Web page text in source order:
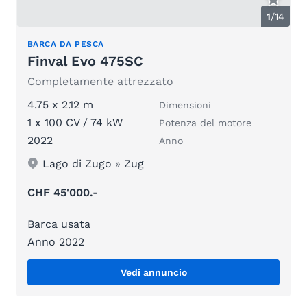
1/14
BARCA DA PESCA
Finval Evo 475SC
Completamente attrezzato
4.75 x 2.12 m
Dimensioni
1 x 100 CV / 74 kW Potenza del motore
2022 Anno
Lago di Zugo » Zug
CHF 45'000.-
Barca usata
Anno 2022
Vedi annuncio